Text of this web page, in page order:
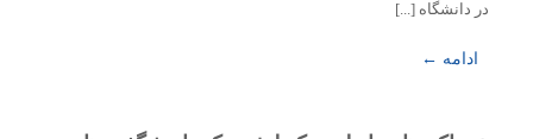
در دانشگاه [...]
ادامه ←